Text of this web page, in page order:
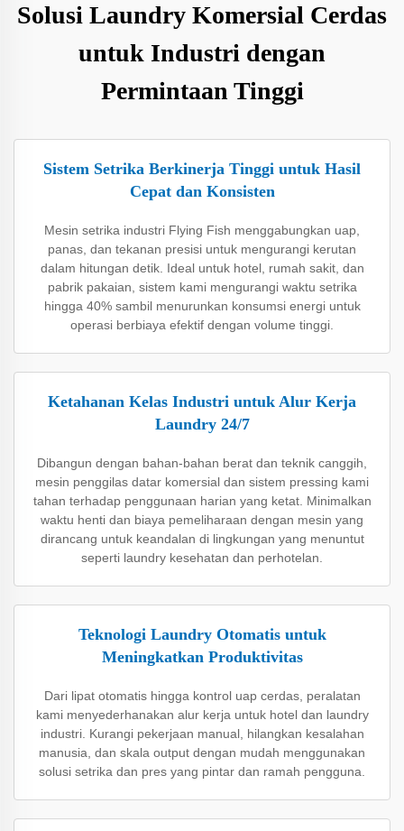
Solusi Laundry Komersial Cerdas
untuk Industri dengan
Permintaan Tinggi
Sistem Setrika Berkinerja Tinggi untuk Hasil
Cepat dan Konsisten
Mesin setrika industri Flying Fish menggabungkan uap,
panas, dan tekanan presisi untuk mengurangi kerutan
dalam hitungan detik. Ideal untuk hotel, rumah sakit, dan
pabrik pakaian, sistem kami mengurangi waktu setrika
hingga 40% sambil menurunkan konsumsi energi untuk
operasi berbiaya efektif dengan volume tinggi.
Ketahanan Kelas Industri untuk Alur Kerja
Laundry 24/7
Dibangun dengan bahan-bahan berat dan teknik canggih,
mesin penggilas datar komersial dan sistem pressing kami
tahan terhadap penggunaan harian yang ketat. Minimalkan
waktu henti dan biaya pemeliharaan dengan mesin yang
dirancang untuk keandalan di lingkungan yang menuntut
seperti laundry kesehatan dan perhotelan.
Teknologi Laundry Otomatis untuk
Meningkatkan Produktivitas
Dari lipat otomatis hingga kontrol uap cerdas, peralatan
kami menyederhanakan alur kerja untuk hotel dan laundry
industri. Kurangi pekerjaan manual, hilangkan kesalahan
manusia, dan skala output dengan mudah menggunakan
solusi setrika dan pres yang pintar dan ramah pengguna.